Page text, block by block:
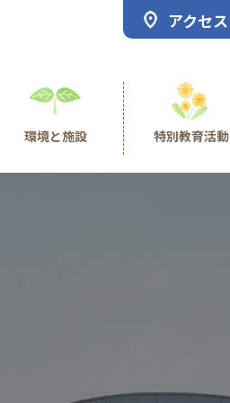
アクセス
環境と施設 特別教育活動